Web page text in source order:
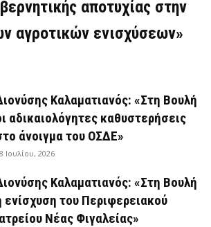
αποτυχίας στην
αγροτικών ενισχύσεων»
Καλαματιανός: «Στη Βουλή
αδικαιολόγητες καθυστερήσεις
άνοιγμα του ΟΣΔΕ»
Ιουλίου, 2026
Καλαματιανός: «Στη Βουλή
ενίσχυση του Περιφερειακού
Νέας Φιγαλείας»